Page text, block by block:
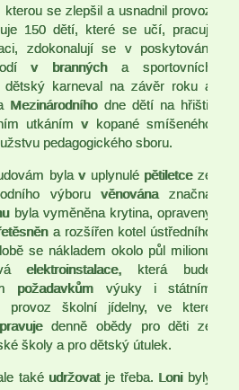
se zlepšil a usnadnil provoz
150 dětí, které se učí, pracují
zdokonalují se v poskytování
v branných a sportovních
karneval na závěr roku a
Mezinárodního dne dětí na hřišti,
utkáním v kopané smíšeného
pedagogického sboru.
byla v uplynulé pětiletce ze
výboru věnována značná
byla vyměněna krytina, opraveny
a rozšířen kotel ústředního
se nákladem okolo půl milionu
elektroinstalace, která bude
požadavkům výuky i státním
provoz školní jídelny, ve které
denně obědy pro děti ze
školy a pro dětský útulek.
také udržovat je třeba. Loni byly